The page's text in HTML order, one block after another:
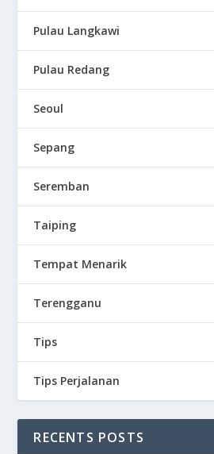
Pulau Langkawi
Pulau Redang
Seoul
Sepang
Seremban
Taiping
Tempat Menarik
Terengganu
Tips
Tips Perjalanan
RECENTS POSTS